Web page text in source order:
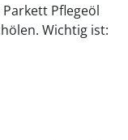
Pflegeöl
Wichtig ist: